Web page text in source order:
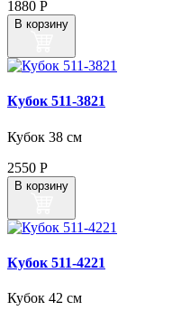
1880 Р
В корзину
Кубок 511‑3821
Кубок 38 см
2550 Р
В корзину
Кубок 511‑4221
Кубок 42 см